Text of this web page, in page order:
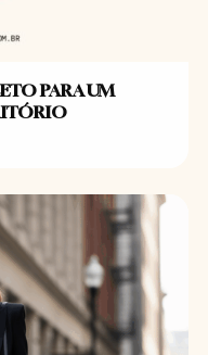
PARA UM